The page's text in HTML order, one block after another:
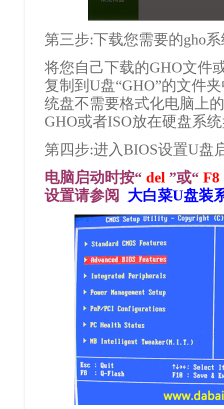
第三步:下载您需要的gho
将您自己下载的GHO文件
复制到U盘“GHO”的文件
统盘不需要格式化电脑上
GHO或者ISO放在硬盘系
第四步:进入BIOS设置U盘
电脑启动时按“ del ”或“ F8
设置请参阅 大白菜U盘装